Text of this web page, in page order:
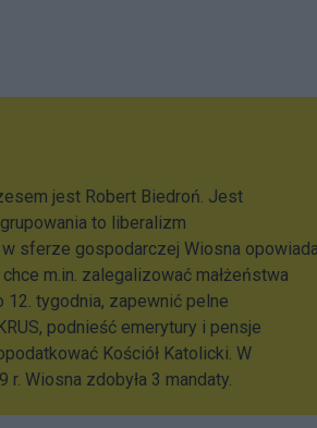
jest Robert Biedroń. Jest
to liberalizm
sferze gospodarczej Wiosna
m.in. zalegalizować małżeństwa
12. tygodnia, zapewnić pelne
podnieść emerytury i pensje
Kościół Katolicki. W
Wiosna zdobyła 3 mandaty.